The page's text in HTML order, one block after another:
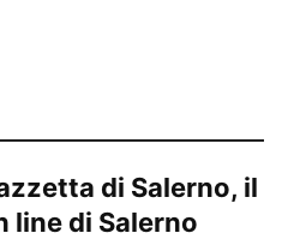
di Salerno, il
line di Salerno